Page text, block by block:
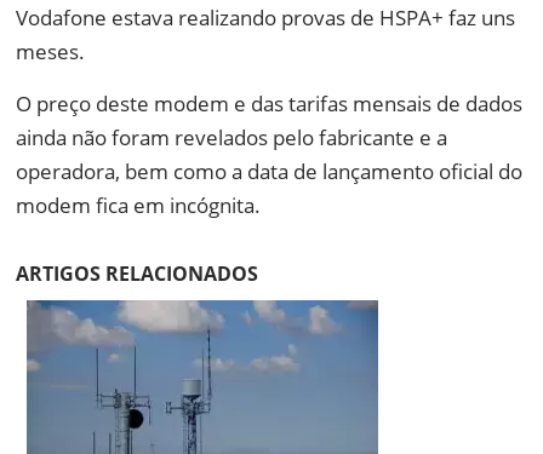
Vodafone estava realizando provas de HSPA+ faz uns
meses.
O preço deste modem e das tarifas mensais de dados
ainda não foram revelados pelo fabricante e a
operadora, bem como a data de lançamento oficial do
modem fica em incógnita.
ARTIGOS RELACIONADOS